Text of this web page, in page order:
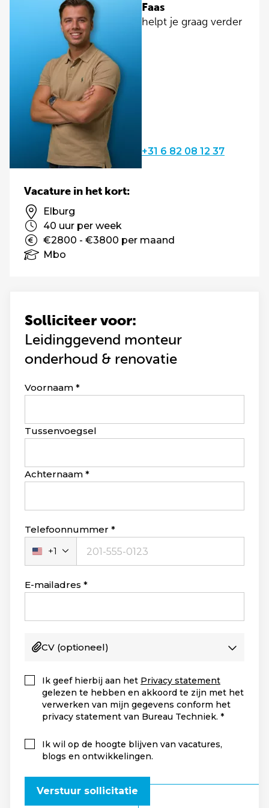
Faas
helpt je graag verder
+31 6 82 08 12 37
Solliciteer voor:
Leidinggevend monteur
onderhoud & renovatie
Leave
blank
Voornaam
Tussenvoegsel
Achternaam
Telefoonnummer
Verenigde
Staten
+1
+1
E-mailadres
CV (optioneel)
Ik geef hierbij aan het Privacy statement
gelezen te hebben en akkoord te zijn met het
verwerken van mijn gegevens conform het
privacy statement van Bureau Techniek.
Ik wil op de hoogte blijven van vacatures,
blogs en ontwikkelingen.
Verstuur sollicitatie
Vacature in het kort:
Elburg
40 uur per week
€2800 - €3800 per maand
Mbo